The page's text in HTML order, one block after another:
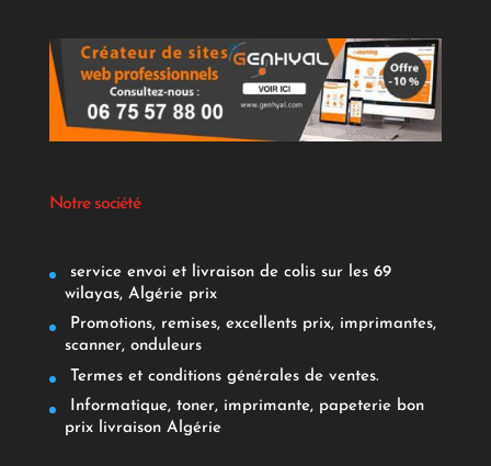
Notre société
service envoi et livraison de colis sur les 69
wilayas, Algérie prix
Promotions, remises, excellents prix, imprimantes,
scanner, onduleurs
Termes et conditions générales de ventes.
Informatique, toner, imprimante, papeterie bon
prix livraison Algérie